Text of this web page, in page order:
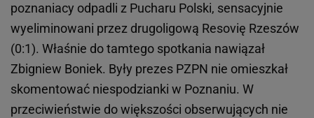
poznaniacy odpadli z Pucharu Polski, sensacyjnie
wyeliminowani przez drugoligową Resovię Rzeszów
(0:1). Właśnie do tamtego spotkania nawiązał
Zbigniew Boniek. Były prezes PZPN nie omieszkał
skomentować niespodzianki w Poznaniu. W
przeciwieństwie do większości obserwujących nie